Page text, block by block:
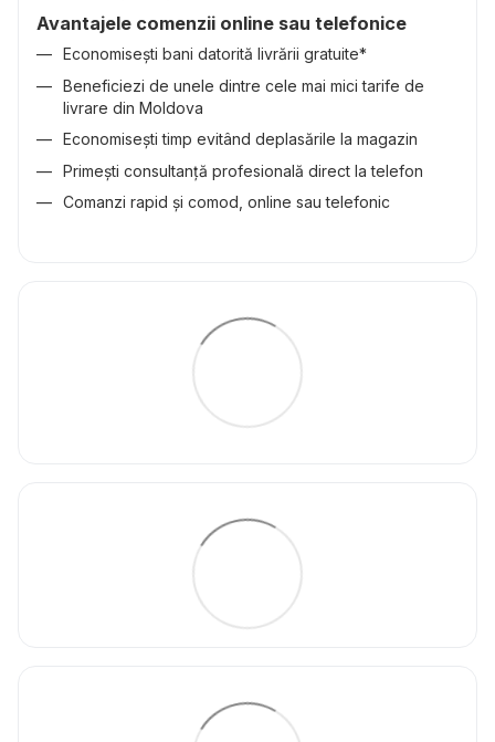
Avantajele comenzii online sau telefonice
Economisești bani datorită livrării gratuite*
Beneficiezi de unele dintre cele mai mici tarife de
livrare din Moldova
Economisești timp evitând deplasările la magazin
Primești consultanță profesională direct la telefon
Comanzi rapid și comod, online sau telefonic